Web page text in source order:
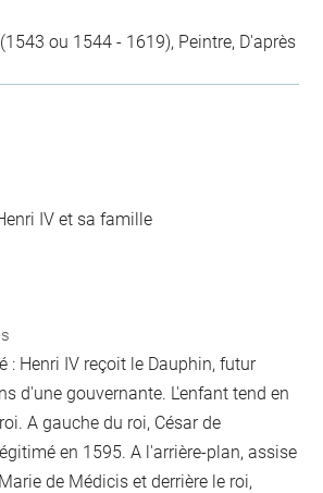
(1543 ou 1544 - 1619), Peintre, D'après
IV et sa famille
: Henri IV reçoit le Dauphin, futur
d'une gouvernante. L'enfant tend en
A gauche du roi, César de
en 1595. A l'arrière-plan, assise
de Médicis et derrière le roi,